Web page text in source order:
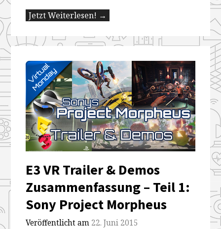
Jetzt Weiterlesen! →
E3 VR Trailer & Demos
Zusammenfassung – Teil 1:
Sony Project Morpheus
Veröffentlicht am 22. Juni 2015